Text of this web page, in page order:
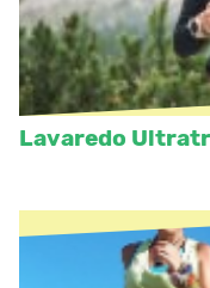
Lavaredo